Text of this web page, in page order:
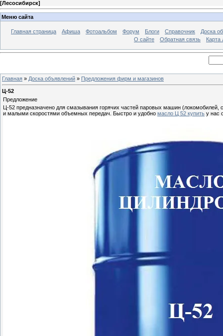
[Лесосибирск]
Меню сайта
Главная страница Афиша Фотоальбом Форум Блоги Справочник
Доска
О сайте
Обратная связь Карта
Главная » Доска объявлений » Предложения фирм и магазинов
Ц-52
Предложение
Ц-52 предназначено для смазывания горячих частей паровых машин
и малыми скоростями объемных передач. Быстро и удобно масло Ц 52 купить у нас